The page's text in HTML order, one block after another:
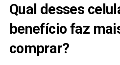
Qual desses
benefício faz
comprar?